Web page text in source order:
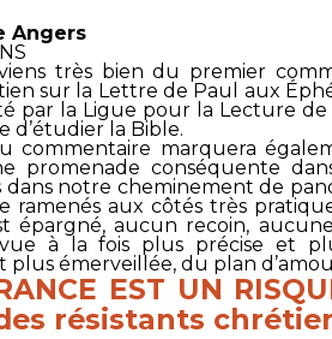
Angers
très bien du premier
sur la Lettre de Paul aux
par la Ligue pour la Lecture de
d’étudier la Bible.
commentaire marquera
promenade conséquente
dans notre cheminement de
ramenés aux côtés très
épargné, aucun recoin,
à la fois plus précise et
plus émerveillée, du plan
EST UN
résistants